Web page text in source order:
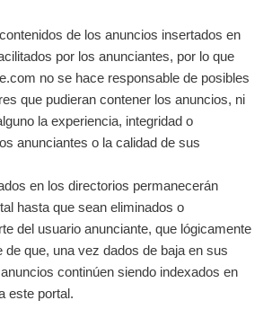
de los anuncios insertados en
por los anunciantes, por lo que
no se hace responsable de posibles
que pudieran contener los anuncios, ni
la experiencia, integridad o
anunciantes o la calidad de sus
en los directorios permanecerán
hasta que sean eliminados o
del usuario anunciante, que lógicamente
de que, una vez dados de baja en sus
continúen siendo indexados en
este portal.